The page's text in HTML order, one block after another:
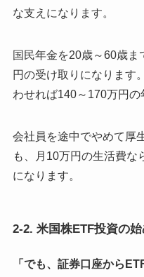
な支えになります。
国民年金を20歳～60歳
円の受け取りになります
わせれば140～170万円の
会社員を途中でやめて厚
も、月10万円の生活費な
になります。
2-2. 米国株ETF投資の
「でも、証券口座から